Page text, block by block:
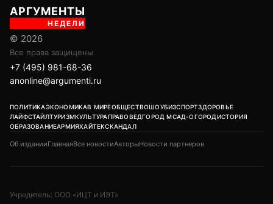
АРГУМЕНТЫ
НЕДЕЛИ
© 2026
Все права защищены
+7 (495) 981-68-36
anonline@argumenti.ru
ПОЛИТИКАЭКОНОМИКАВ МИРЕОБЩЕСТВОШОУБИЗСПОРТЗДОРОВЬЕ
ЛАЙФСТАЙЛТУРИЗМКУЛЬТУРАПРАВОВЕДГОРОД МСАД-ОГОРОДИСТОРИЯ
ОБРАЗОВАНИЕАРМИЯХАЙТЕКСКАНДАЛ
Об изданииГлавнаяВсе новостиАвторыНовости партнеров
Учредитель: ООО «ИЦТ и ИЭТ»